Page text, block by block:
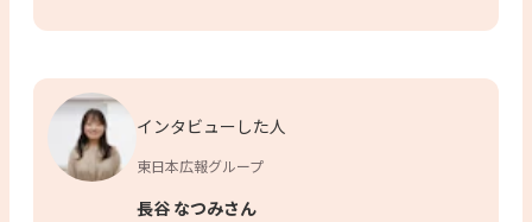
インタビューした人
東日本広報グループ
長谷 なつみさん